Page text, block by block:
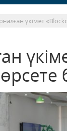
үкімет